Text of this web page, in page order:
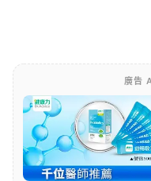
廣告